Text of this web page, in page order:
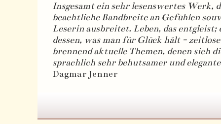
Insgesamt ein sehr lesenswertes Werk,
beachtliche Bandbreite an Gefühlen
Leserin ausbreitet. Leben, das
dessen, was man für Glück hält -
brennend aktuelle Themen, denen sich
sprachlich sehr behutsamer und
Dagmar Jenner